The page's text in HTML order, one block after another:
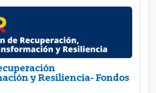
y Resiliencia- Fondos